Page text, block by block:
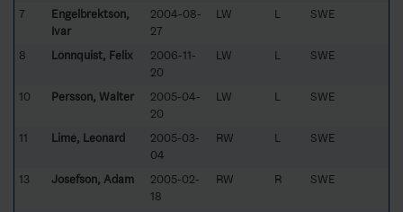
7
Engelbrektson,
Ivar
2004-08-
27
LW L SWE
8 Lönnquist, Felix
2006-11-
20
LW L SWE
10 Persson, Walter
2005-04-
20
LW L SWE
11 Limé, Leonard
2005-03-
04
RW L SWE
13 Josefson, Adam
2005-02-
18
RW R SWE